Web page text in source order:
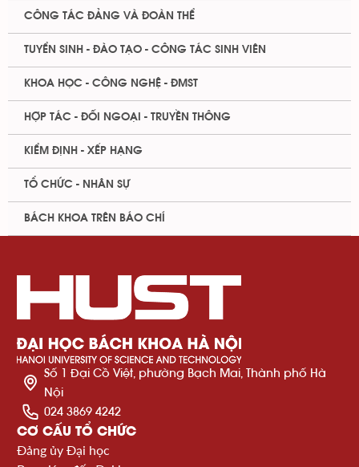
CÔNG TÁC ĐẢNG VÀ ĐOÀN THỂ
TUYỂN SINH - ĐÀO TẠO - CÔNG TÁC SINH VIÊN
KHOA HỌC - CÔNG NGHỆ - ĐMST
HỢP TÁC - ĐỐI NGOẠI - TRUYỀN THÔNG
KIỂM ĐỊNH - XẾP HẠNG
TỔ CHỨC - NHÂN SỰ
BÁCH KHOA TRÊN BÁO CHÍ
Số 1 Đại Cồ Việt, phường Bạch Mai, Thành phố Hà
Nội
024 3869 4242
CƠ CẤU TỔ CHỨC
Đảng ủy Đại học